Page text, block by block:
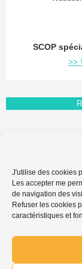
J'utilise des cookies
Les accepter me
de navigation des
Refuser les cookies
caractéristiques et
SCOP
>>
MENTIONS LÉGALES
PROTECTION DES
POLITIQUE DE